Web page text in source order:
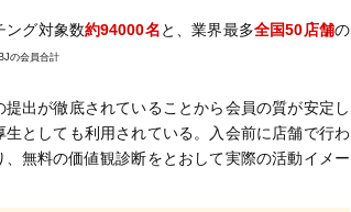
ング対象数約94000名と、業界最多全国50店舗の
の会員合計
出が徹底されていることから会員の質が安定し
としても利用されている。入会前に店舗で行わ
無料の価値観診断をとおして実際の活動イメー